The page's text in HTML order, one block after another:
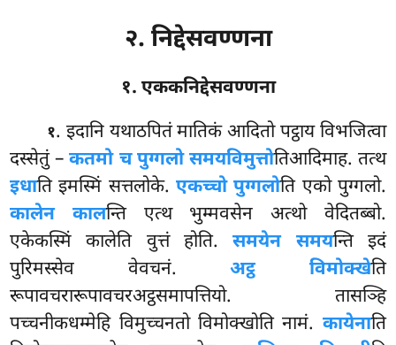
२. निद्देसवण्णना
१. एककनिद्देसवण्णना
१. इदानि यथाठपितं मातिकं आदितो पट्ठाय विभजित्वा
दस्सेतुं –कतमो च पुग्गलो समयविमुत्तोतिआदिमाह. तत्थ
इधाति इमस्मिं सत्तलोके. एकच्चो पुग्गलोति एको पुग्गलो.
कालेन कालन्ति एत्थ भुम्मवसेन अत्थो वेदितब्बो.
एकेकस्मिं कालेति वुत्तं होति.समयेन समयन्ति इदं
पुरिमस्सेव वेवचनं.अट्ठ विमोक्खेति
रूपावचरारूपावचरअट्ठसमापत्तियो. तासञ्हि
पच्चनीकधम्मेहि विमुच्चनतो विमोक्खोति नामं. कायेनाति